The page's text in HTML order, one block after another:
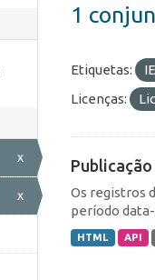
x
x
1
Etiquetas:
Licenças:
Os registros
período
HTML API